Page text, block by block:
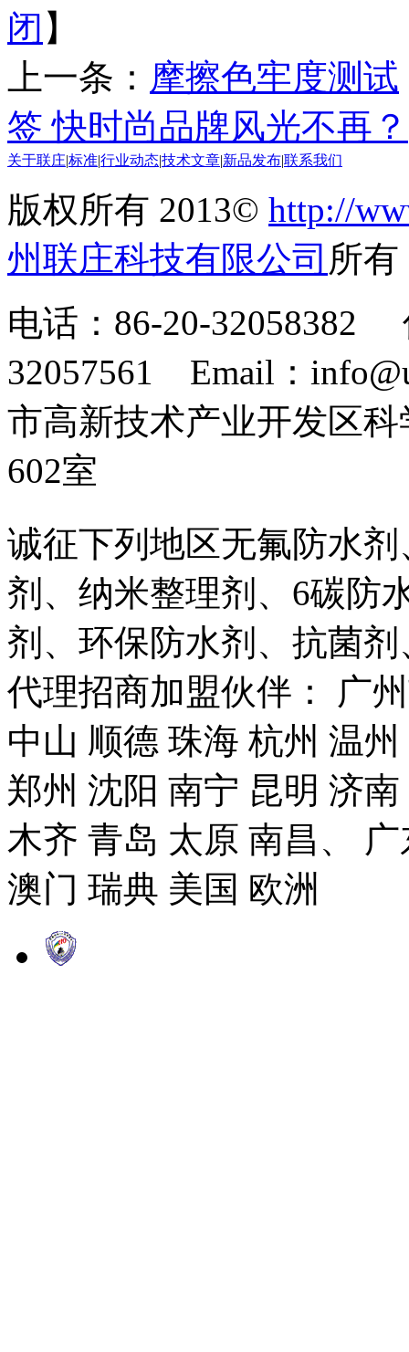
闭 】
上一条： 摩擦色牢度测试
签 快时尚品牌风光不再？
关于联庄标准行业动态技术文章 新品发布联系我们
版权所有 2013© http://
州联庄科技有限公司 所
电话：86-20-32058382
32057561 Email：
市高新技术产业开发区
602室
诚征下列地区无氟防水
剂、纳米整理剂、6碳防
剂、环保防水剂、抗菌
代理招商加盟伙伴： 广
中山 顺德 珠海 杭州 温
郑州 沈阳 南宁 昆明 济
木齐 青岛 太原 南昌、
澳门 瑞典 美国 欧洲